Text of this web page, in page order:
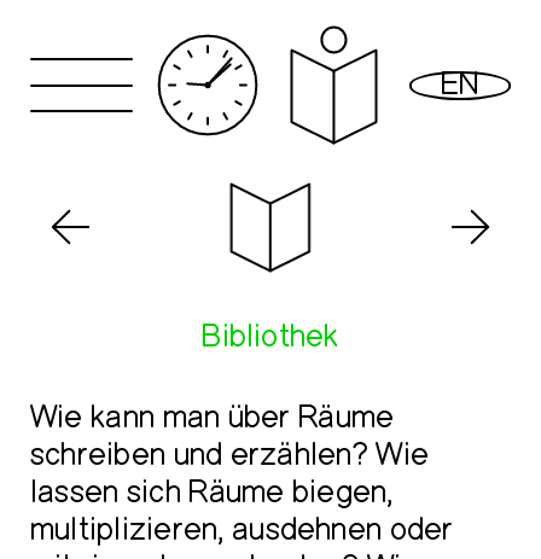
Kalender
Programm
EN
Bibliothek
Wie kann man über Räume
schreiben und erzählen? Wie
lassen sich Räume biegen,
multiplizieren, ausdehnen oder